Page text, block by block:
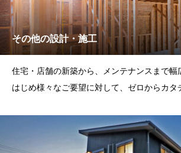
その他の設計・施工
住宅・店舗の新築から、メンテナンスまで幅
はじめ様々なご要望に対して、ゼロからカタ